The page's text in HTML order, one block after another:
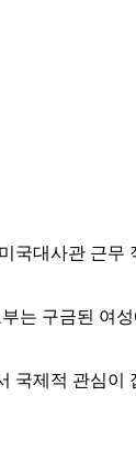
대사관 근무
는 구금된 여
국제적 관심이